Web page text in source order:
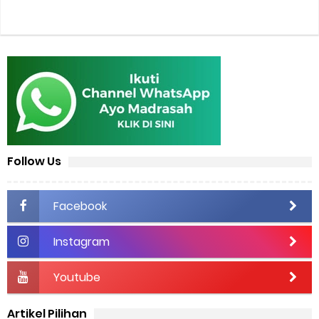
Follow Us
Facebook
Instagram
Youtube
Artikel Pilihan